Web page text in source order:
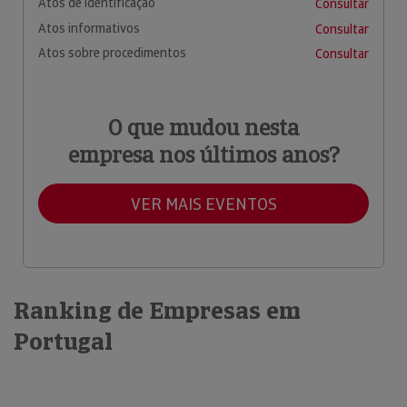
Consultar
Atos informativos
Consultar
Atos sobre procedimentos
Consultar
O que mudou nesta
empresa nos últimos anos?
VER MAIS EVENTOS
Ranking de Empresas em
Portugal